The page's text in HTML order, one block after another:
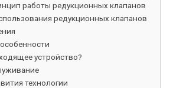
работы редукционных клапанов
редукционных клапанов
устройство?
технологии